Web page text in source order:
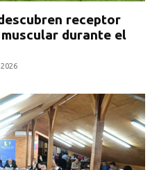
receptor
durante el